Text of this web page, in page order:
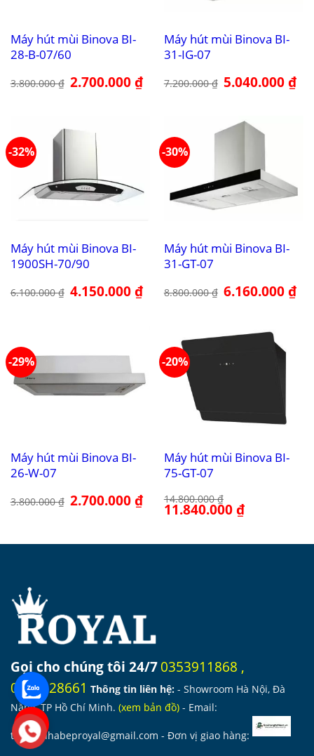
Máy hút mùi Binova BI-
28-B-07/60
3.800.000₫ Giá
gốc
2.700.000₫Giá
hiện
Máy hút mùi Binova BI-
31-IG-07
7.200.000₫ Giá
gốc
5.040.000₫Giá
-32%
Máy hút mùi Binova BI-
1900SH-70/90
6.100.000₫ Giá
gốc
4.150.000₫Giá
hiện
-30%
Máy hút mùi Binova BI-
31-GT-07
8.800.000₫ Giá
gốc
6.160.000₫Giá
-29%
Máy hút mùi Binova BI-
26-W-07
3.800.000₫ Giá
gốc
2.700.000₫Giá
hiện
-20%
Máy hút mùi Binova BI-
75-GT-07
14.800.000₫
Giá
gốc
11.840.000₫Giá
hiện
11.840.000 ₫.
Gọi cho chúng tôi 24/70353911868 ,
0978028661 Thông tin liên hệ: - Showroom Hà Nội, Đà
Nẵng, TP Hồ Chí Minh. (xem bản đồ) - Email:
thietbinhabeproyal@gmail.com - Đơn vị giao hàng: